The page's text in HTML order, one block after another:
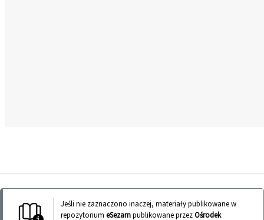
Jeśli nie zaznaczono inaczej, materiały publikowane w
repozytorium eSezampublikowane przezOśrodek